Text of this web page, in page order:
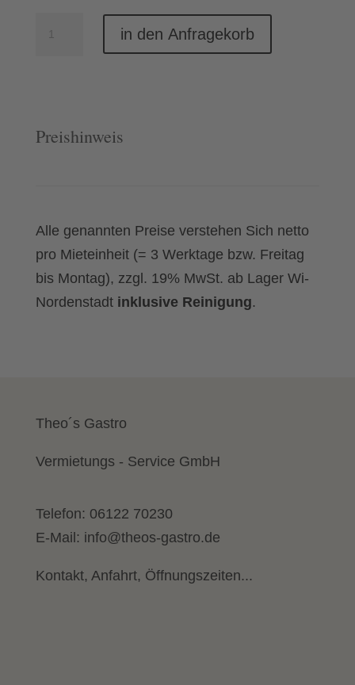
in den Anfragekorb
Preishinweis
Alle genannten Preise verstehen Sich netto
pro Mieteinheit (= 3 Werktage bzw. Freitag
bis Montag), zzgl. 19% MwSt. ab Lager Wi-
Nordenstadt inklusive Reinigung.
Theo´s Gastro
Vermietungs - Service GmbH
Telefon: 06122 70230
E-Mail: info@theos-gastro.de
Kontakt, Anfahrt, Öffnungszeiten...